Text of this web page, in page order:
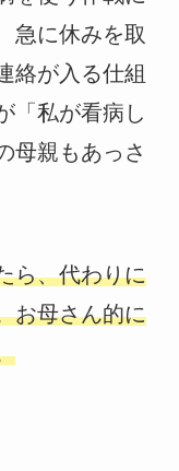
急に休みを取
絡が入る仕組
「私が看病し
母親もあっさ
ら、代わりに
お母さん的に